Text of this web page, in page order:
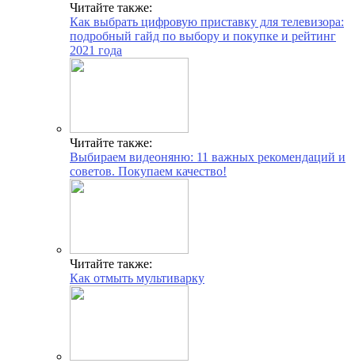
Читайте также:
Как выбрать цифровую приставку для телевизора:
подробный гайд по выбору и покупке и рейтинг
2021 года
Читайте также:
Выбираем видеоняню: 11 важных рекомендаций и
советов. Покупаем качество!
Читайте также:
Как отмыть мультиварку